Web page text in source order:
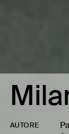
AUTORE